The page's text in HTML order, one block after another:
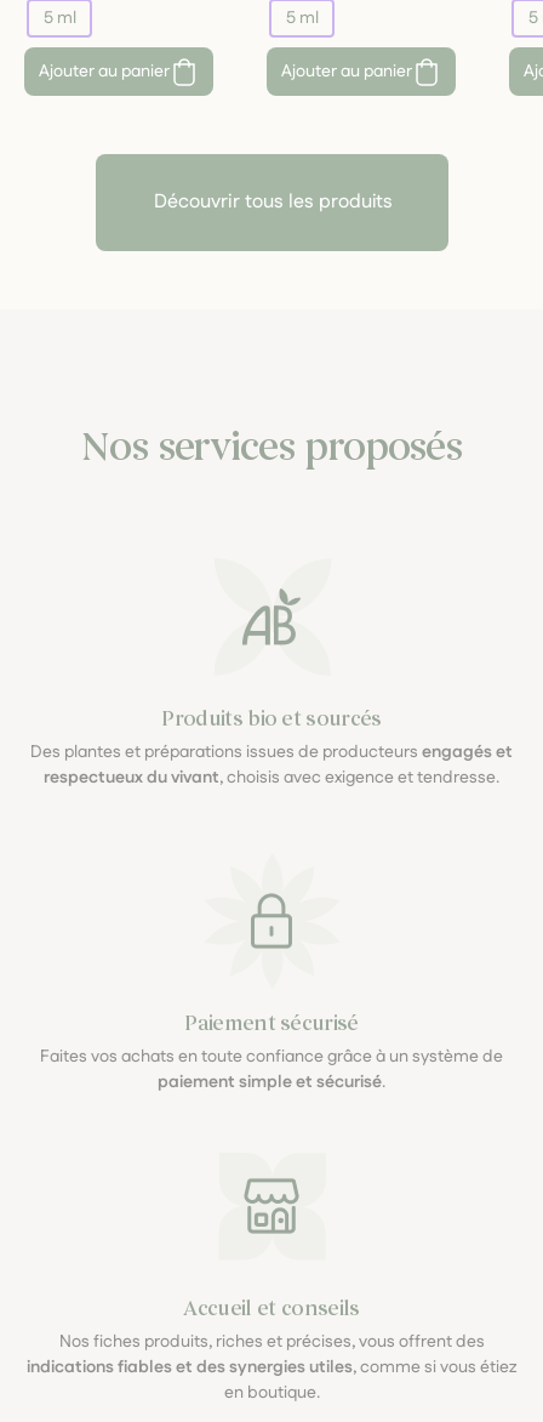
5 ml
Ajouter au panier
5 ml
Ajouter au panier
5
Découvrir tous les produits
Nos services proposés
Produits bio et sourcés
Des plantes et préparations issues de producteurs engagés et
respectueux du vivant, choisis avec exigence et tendresse.
Paiement sécurisé
Faites vos achats en toute confiance grâce à un système de
paiement simple et sécurisé.
Accueil et conseils
Nos fiches produits, riches et précises, vous offrent des
indications fiables et des synergies utiles, comme si vous étiez
en boutique.